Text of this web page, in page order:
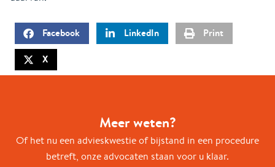
Facebook LinkedIn Print
X
Meer weten?
Of het nu een advieskwestie of bijstand in een procedure
betreft, onze advocaten staan voor u klaar.